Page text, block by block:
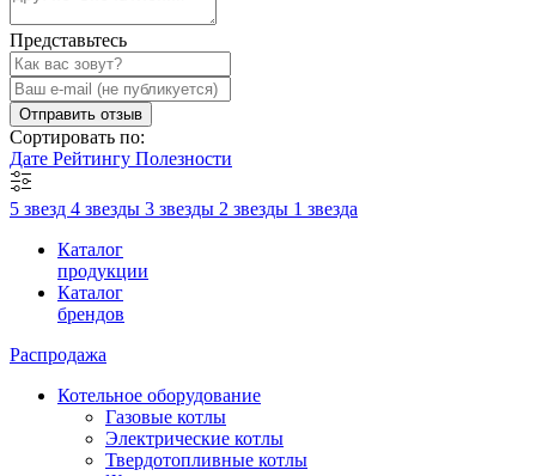
Представьтесь
Отправить отзыв
Сортировать по:
Дате Рейтингу Полезности
5 звезд 4 звезды 3 звезды 2 звезды 1 звезда
Каталог
продукции
Каталог
брендов
Распродажа
Котельное оборудование
Газовые котлы
Электрические котлы
Твердотопливные котлы